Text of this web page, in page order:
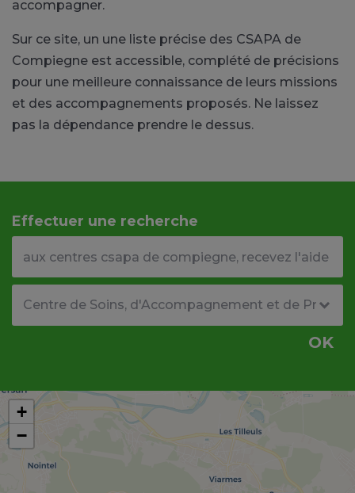
accompagner.
Sur ce site, un une liste précise des CSAPA de
Compiegne est accessible, complété de précisions
pour une meilleure connaissance de leurs missions
et des accompagnements proposés. Ne laissez
pas la dépendance prendre le dessus.
Effectuer une recherche
OK
+
−